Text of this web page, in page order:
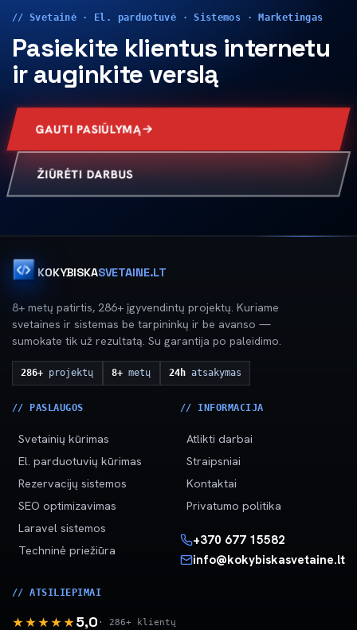
// Svetainė · El. parduotuvė · Sistemos · Marketingas
Pasiekite klientus internetu
ir auginkite verslą
GAUTI PASIŪLYMĄ
ŽIŪRĖTI DARBUS
KOKYBISKASVETAINE.LT
8+ metų patirtis, 286+ įgyvendintų projektų. Kuriame
svetaines ir sistemas be tarpininkų ir be avanso —
sumokate tik už rezultatą. Su garantija po paleidimo.
286+ projektų 8+ metų 24hatsakymas
// PASLAUGOS
Svetainių kūrimas
El. parduotuvių kūrimas
Rezervacijų sistemos
SEO optimizavimas
Laravel sistemos
Techninė priežiūra
// INFORMACIJA
Atlikti darbai
Straipsniai
Kontaktai
Privatumo politika
+370 677 15582
info@kokybiskasvetaine.lt
// ATSILIEPIMAI
★★★★★5,0 · 286+ klientų